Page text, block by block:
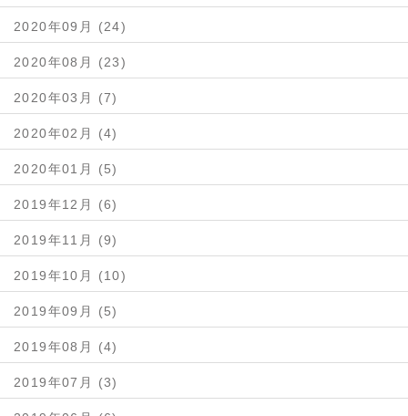
2020年09月 (24)
2020年08月 (23)
2020年03月 (7)
2020年02月 (4)
2020年01月 (5)
2019年12月 (6)
2019年11月 (9)
2019年10月 (10)
2019年09月 (5)
2019年08月 (4)
2019年07月 (3)